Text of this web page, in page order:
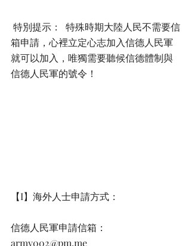
箱申請，心裡立定心志加入信德人民軍
就可以加入，唯獨需要聽候信德體制與
信德人民軍的號令！
【I】海外人士申請方式：
信德人民軍申請信箱：
army002@pm.me